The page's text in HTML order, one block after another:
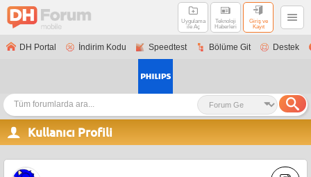
Uygulama
ile Aç
Teknoloji
Haberleri
Giriş ve
Kayıt
DH Portal İndirim Kodu Speedtest Bölüme Git Destek
Kullanıcı Profili